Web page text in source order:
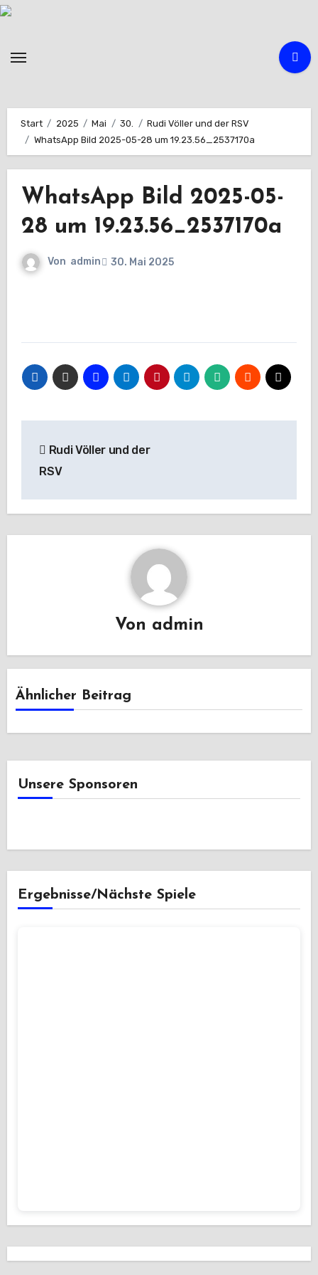
Zum
Start 2025 Mai 30.
Rudi Völler und der RSV
WhatsApp Bild 2025-05-28 um 19.23.56_2537170a
WhatsApp Bild 2025-05-
28 um 19.23.56_2537170a
Von admin 30. Mai 2025
Rudi Völler und der
RSV
Von admin
Ähnlicher Beitrag
Unsere Sponsoren
Ergebnisse/Nächste Spiele